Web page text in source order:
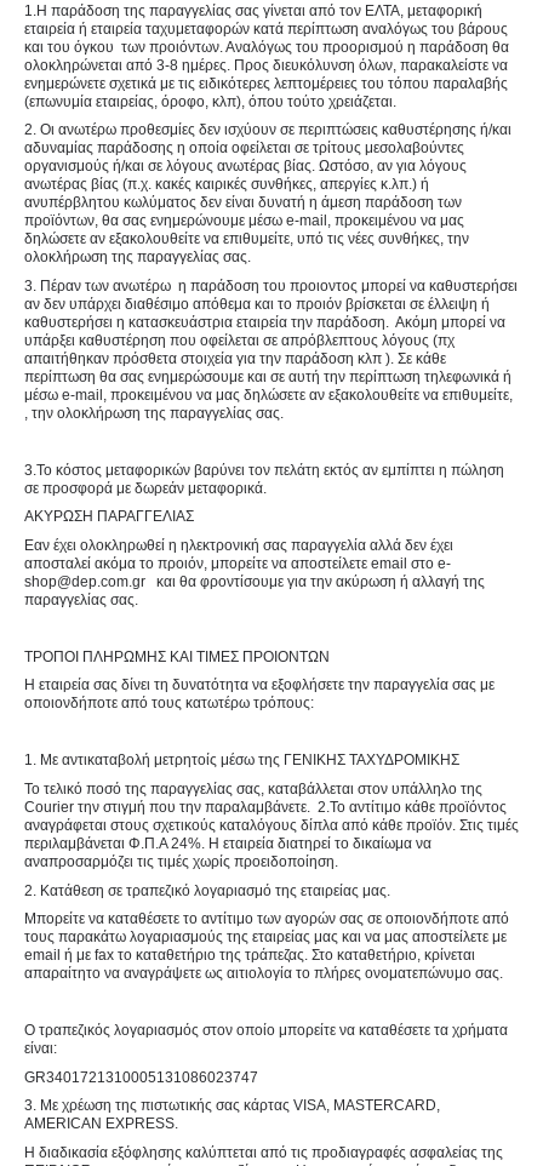
1.Η παράδοση της παραγγελίας σας γίνεται από τον ΕΛΤΑ, μεταφορική
εταιρεία ή εταιρεία ταχυμεταφορών κατά περίπτωση αναλόγως του βάρους
και του όγκου των προιόντων. Αναλόγως του προορισμού η παράδοση θα
ολοκληρώνεται από 3-8 ημέρες. Προς διευκόλυνση όλων, παρακαλείστε να
ενημερώνετε σχετικά με τις ειδικότερες λεπτομέρειες του τόπου παραλαβής
(επωνυμία εταιρείας, όροφο, κλπ), όπου τούτο χρειάζεται.
2. Οι ανωτέρω προθεσμίες δεν ισχύουν σε περιπτώσεις καθυστέρησης ή/και
αδυναμίας παράδοσης η οποία οφείλεται σε τρίτους μεσολαβούντες
οργανισμούς ή/και σε λόγους ανωτέρας βίας. Ωστόσο, αν για λόγους
ανωτέρας βίας (π.χ. κακές καιρικές συνθήκες, απεργίες κ.λπ.) ή
ανυπέρβλητου κωλύματος δεν είναι δυνατή η άμεση παράδοση των
προϊόντων, θα σας ενημερώνουμε μέσω e-mail, προκειμένου να μας
δηλώσετε αν εξακολουθείτε να επιθυμείτε, υπό τις νέες συνθήκες, την
ολοκλήρωση της παραγγελίας σας.
3. Πέραν των ανωτέρω η παράδοση του προιοντος μπορεί να καθυστερήσει
αν δεν υπάρχει διαθέσιμο απόθεμα και το προιόν βρίσκεται σε έλλειψη ή
καθυστερήσει η κατασκευάστρια εταιρεία την παράδοση. Ακόμη μπορεί να
υπάρξει καθυστέρηση που οφείλεται σε απρόβλεπτους λόγους (πχ
απαιτήθηκαν πρόσθετα στοιχεία για την παράδοση κλπ ). Σε κάθε
περίπτωση θα σας ενημερώσουμε και σε αυτή την περίπτωση τηλεφωνικά ή
μέσω e-mail, προκειμένου να μας δηλώσετε αν εξακολουθείτε να επιθυμείτε,
, την ολοκλήρωση της παραγγελίας σας.
3.Το κόστος μεταφορικών βαρύνει τον πελάτη εκτός αν εμπίπτει η πώληση
σε προσφορά με δωρεάν μεταφορικά.
ΑΚΥΡΩΣΗ ΠΑΡΑΓΓΕΛΙΑΣ
Εαν έχει ολοκληρωθεί η ηλεκτρονική σας παραγγελία αλλά δεν έχει
αποσταλεί ακόμα το προιόν, μπορείτε να αποστείλετε email στο e-
shop@dep.com.gr και θα φροντίσουμε για την ακύρωση ή αλλαγή της
παραγγελίας σας.
ΤΡΟΠΟΙ ΠΛΗΡΩΜΗΣ ΚΑΙ ΤΙΜΕΣ ΠΡΟΙΟΝΤΩΝ
Η εταιρεία σας δίνει τη δυνατότητα να εξοφλήσετε την παραγγελία σας με
οποιονδήποτε από τους κατωτέρω τρόπους:
1. Με αντικαταβολή μετρητοίς μέσω της ΓΕΝΙΚΗΣ ΤΑΧΥΔΡΟΜΙΚΗΣ
Το τελικό ποσό της παραγγελίας σας, καταβάλλεται στον υπάλληλο της
Courier την στιγμή που την παραλαμβάνετε. 2.Το αντίτιμο κάθε προϊόντος
αναγράφεται στους σχετικούς καταλόγους δίπλα από κάθε προϊόν. Στις τιμές
περιλαμβάνεται Φ.Π.Α 24%. Η εταιρεία διατηρεί το δικαίωμα να
αναπροσαρμόζει τις τιμές χωρίς προειδοποίηση.
2. Κατάθεση σε τραπεζικό λογαριασμό της εταιρείας μας.
Μπορείτε να καταθέσετε το αντίτιμο των αγορών σας σε οποιονδήποτε από
τους παρακάτω λογαριασμούς της εταιρείας μας και να μας αποστείλετε με
email ή με fax το καταθετήριο της τράπεζας. Στο καταθετήριο, κρίνεται
απαραίτητο να αναγράψετε ως αιτιολογία το πλήρες ονοματεπώνυμο σας.
Ο τραπεζικός λογαριασμός στον οποίο μπορείτε να καταθέσετε τα χρήματα
είναι:
GR3401721310005131086023747
3. Με χρέωση της πιστωτικής σας κάρτας VISA, MASTERCARD,
AMERICAN EXPRESS.
Η διαδικασία εξόφλησης καλύπτεται από τις προδιαγραφές ασφαλείας της